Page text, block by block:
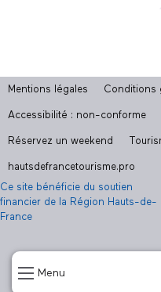
Menu
Mentions légales Conditions
Accessibilité : non-conforme
Réservez un weekend
hautsdefrancetourisme.pro
Ce site bénéficie du soutien
financier de la Région Hauts-de-
France